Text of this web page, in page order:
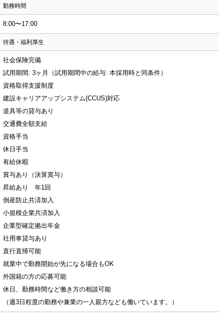
勤務時間
8:00〜17:00
待遇・福利厚生
社会保険完備
試用期間: 3ヶ月（試用期間中の給与: 本採用時と同条件）
資格取得支援制度
建設キャリアアップシステム(CCUS)対応
道具等の貸与あり
交通費全額支給
資格手当
休日手当
有給休暇
賞与あり（決算賞与）
昇給あり 年1回
倒産防止共済加入
小規模企業共済加入
企業型確定拠出年金
社用車貸与あり
直行直帰可能
就業中で勤務開始が先になる場合もOK
外国籍の方の応募可能
休日、勤務時間など働き方の相談可能
（週3日程度の勤務や兼業の一人親方なども働いています。）